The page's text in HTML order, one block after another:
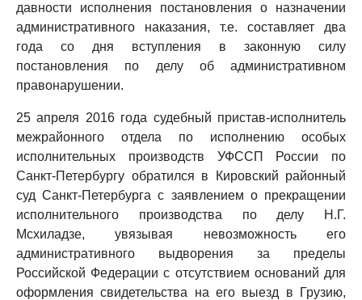
давности исполнения постановления о назначении
административного наказания, т.е. составляет два
года со дня вступления в законную силу
постановления по делу об административном
правонарушении.
25 апреля 2016 года судебный пристав-исполнитель
межрайонного отдела по исполнению особых
исполнительных производств УФССП России по
Санкт-Петербургу обратился в Кировский районный
суд Санкт-Петербурга с заявлением о прекращении
исполнительного производства по делу Н.Г.
Мсхиладзе, увязывая невозможность его
административного выдворения за пределы
Российской Федерации с отсутствием оснований для
оформления свидетельства на его выезд в Грузию,